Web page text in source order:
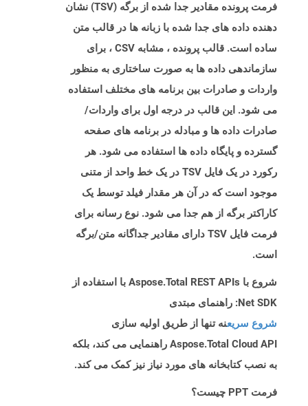
فرمت پرونده مقادیر جدا شده از برگه (TSV) نشان
دهنده داده های جدا شده با زبانه ها در قالب متن
ساده است. قالب پرونده ، مشابه CSV ، برای
سازماندهی داده ها به صورت ساختاری به منظور
واردات و صادرات بین برنامه های مختلف استفاده
می شود. این قالب در درجه اول برای واردات/
صادرات داده ها و مبادله در برنامه های صفحه
گسترده و پایگاه داده ها استفاده می شود. هر
رکورد در یک فایل TSV در یک خط واحد از متنی
موجود است که در آن هر مقدار فیلد توسط یک
کاراکتر برگه از هم جدا می شود. نوع رسانه برای
فرمت فایل TSV دارای مقادیر جداگانه متن/برگه
است.
شروع با Aspose.Total REST APIs با استفاده از
Net SDK: راهنمای مبتدی
شروع سریعنه تنها از طریق اولیه سازی
Aspose.Total Cloud API راهنمایی می کند، بلکه
به نصب کتابخانه های مورد نیاز نیز کمک می کند.
فرمت PPT چیست؟